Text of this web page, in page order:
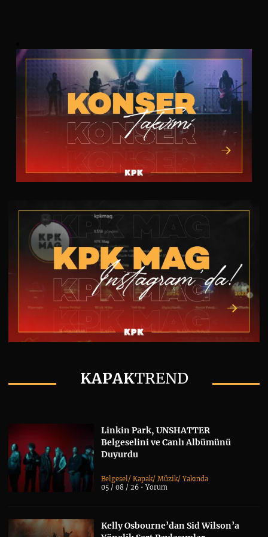
KAPAKTREND
Linkin Park, UNSHATTER
Belgeselini ve Canlı Albümünü
Duyurdu
Belgesel /Kapak/Müzik/Yakında
05 / 08 / 26 •Yorum
Kelly Osbourne’dan Sid Wilson’a